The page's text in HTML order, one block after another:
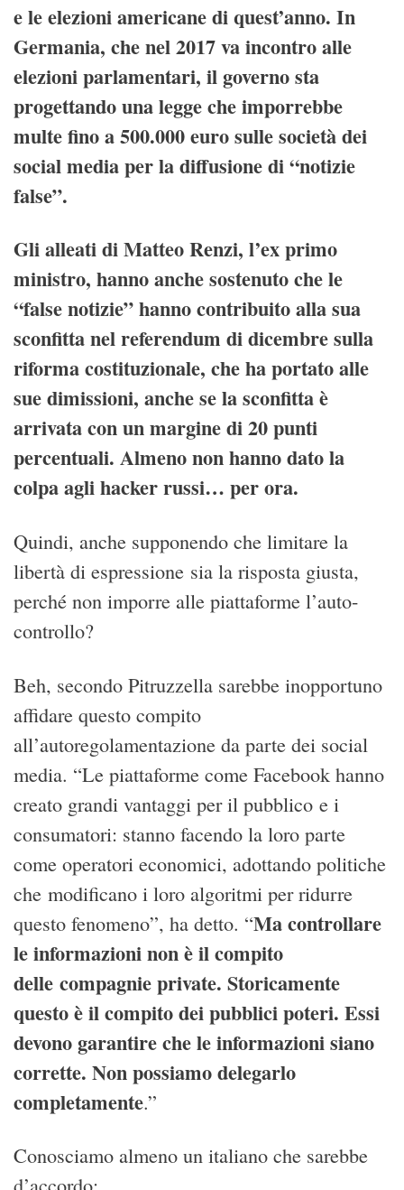
e le elezioni americane di quest’anno. In
Germania, che nel 2017 va incontro alle
elezioni parlamentari, il governo sta
progettando una legge che imporrebbe
multe fino a 500.000 euro sulle società dei
social media per la diffusione di “notizie
false”.
Gli alleati di Matteo Renzi, l’ex primo
ministro, hanno anche sostenuto che le
“false notizie” hanno contribuito alla sua
sconfitta nel referendum di dicembre sulla
riforma costituzionale, che ha portato alle
sue dimissioni, anche se la sconfitta è
arrivata con un margine di 20 punti
percentuali. Almeno non hanno dato la
colpa agli hacker russi… per ora.
Quindi, anche supponendo che limitare la
libertà di espressione sia la risposta giusta,
perché non imporre alle piattaforme l’auto-
controllo?
Beh, secondo Pitruzzella sarebbe inopportuno
affidare questo compito
all’autoregolamentazione da parte dei social
media. “Le piattaforme come Facebook hanno
creato grandi vantaggi per il pubblico e i
consumatori: stanno facendo la loro parte
come operatori economici, adottando politiche
che modificano i loro algoritmi per ridurre
questo fenomeno”, ha detto. “Ma controllare
le informazioni non è il compito
delle compagnie private. Storicamente
questo è il compito dei pubblici poteri. Essi
devono garantire che le informazioni siano
corrette. Non possiamo delegarlo
completamente.”
Conosciamo almeno un italiano che sarebbe